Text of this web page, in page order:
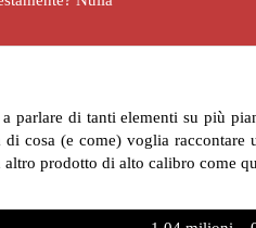
parlare di tanti elementi su più
cosa (e come) voglia
prodotto di alto calibro come